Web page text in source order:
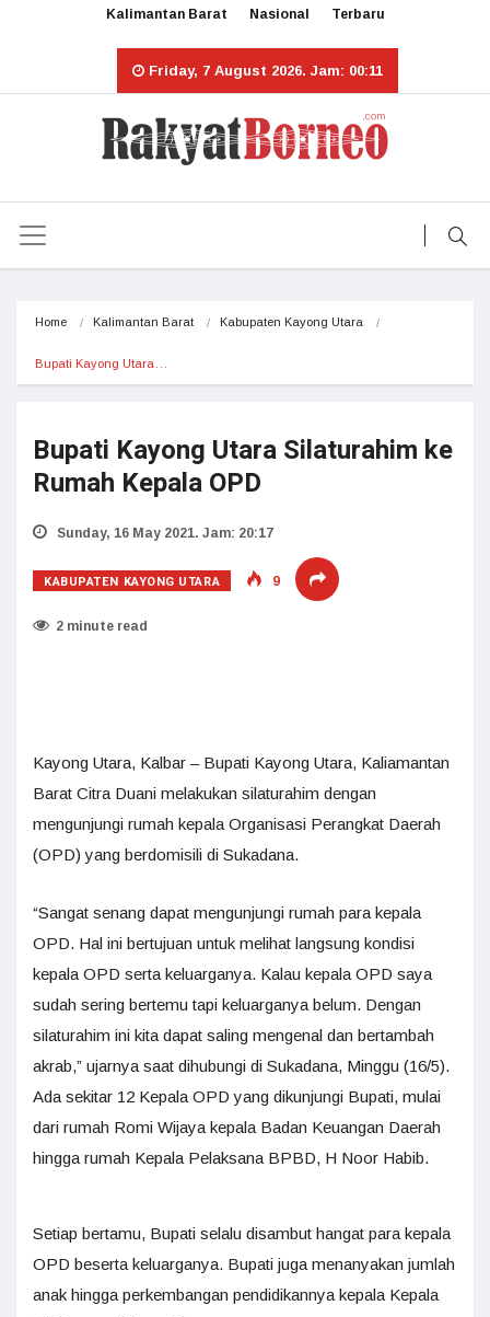
Kalimantan Barat Nasional Terbaru
Friday, 7 August 2026. Jam: 00:11
Home Kalimantan Barat Kabupaten Kayong Utara
Bupati Kayong Utara…
Bupati Kayong Utara Silaturahim ke
Rumah Kepala OPD
Sunday, 16 May 2021. Jam: 20:17
KABUPATEN KAYONG UTARA 9
2 minute read
Kayong Utara, Kalbar – Bupati Kayong Utara, Kaliamantan
Barat Citra Duani melakukan silaturahim dengan
mengunjungi rumah kepala Organisasi Perangkat Daerah
(OPD) yang berdomisili di Sukadana.
“Sangat senang dapat mengunjungi rumah para kepala
OPD. Hal ini bertujuan untuk melihat langsung kondisi
kepala OPD serta keluarganya. Kalau kepala OPD saya
sudah sering bertemu tapi keluarganya belum. Dengan
silaturahim ini kita dapat saling mengenal dan bertambah
akrab,” ujarnya saat dihubungi di Sukadana, Minggu (16/5).
Ada sekitar 12 Kepala OPD yang dikunjungi Bupati, mulai
dari rumah Romi Wijaya kepala Badan Keuangan Daerah
hingga rumah Kepala Pelaksana BPBD, H Noor Habib.
Setiap bertamu, Bupati selalu disambut hangat para kepala
OPD beserta keluarganya. Bupati juga menanyakan jumlah
anak hingga perkembangan pendidikannya kepala Kepala